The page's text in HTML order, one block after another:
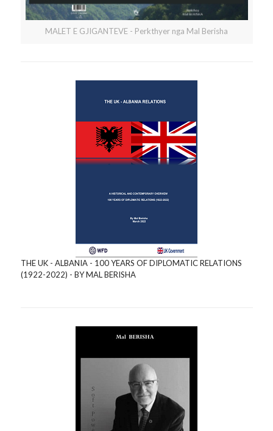
MALET E GJIGANTEVE - Perkthyer nga Mal Berisha
THE UK - ALBANIA - 100 YEARS OF DIPLOMATIC RELATIONS
(1922-2022) - BY MAL BERISHA